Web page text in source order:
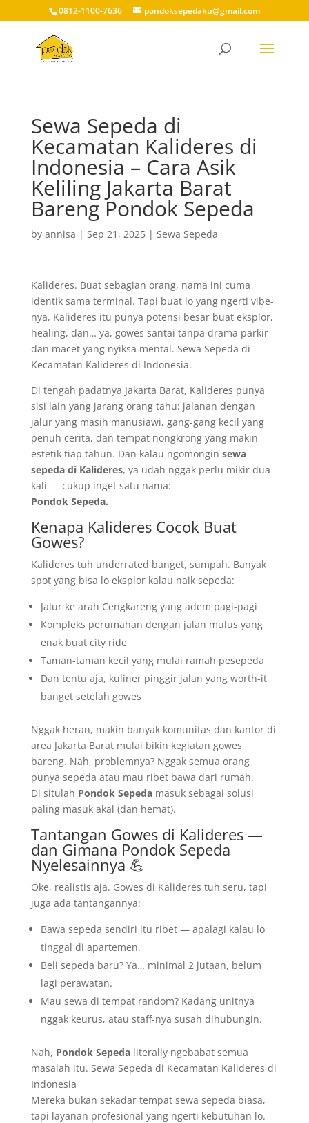
0812-1100-7636 pondoksepedaku@gmail.com
Sewa Sepeda di
Kecamatan Kalideres di
Indonesia – Cara Asik
Keliling Jakarta Barat
Bareng Pondok Sepeda
by annisa | Sep 21, 2025| Sewa Sepeda
Kalideres. Buat sebagian orang, nama ini cuma
identik sama terminal. Tapi buat lo yang ngerti vibe-
nya, Kalideres itu punya potensi besar buat eksplor,
healing, dan… ya, gowes santai tanpa drama parkir
dan macet yang nyiksa mental. Sewa Sepeda di
Kecamatan Kalideres di Indonesia.
Di tengah padatnya Jakarta Barat, Kalideres punya
sisi lain yang jarang orang tahu: jalanan dengan
jalur yang masih manusiawi, gang-gang kecil yang
penuh cerita, dan tempat nongkrong yang makin
estetik tiap tahun. Dan kalau ngomongin sewa
sepeda di Kalideres, ya udah nggak perlu mikir dua
kali — cukup inget satu nama:
Pondok Sepeda.
Kenapa Kalideres Cocok Buat
Gowes?
Kalideres tuh underrated banget, sumpah. Banyak
spot yang bisa lo eksplor kalau naik sepeda:
Jalur ke arah Cengkareng yang adem pagi-pagi
Kompleks perumahan dengan jalan mulus yang
enak buat city ride
Taman-taman kecil yang mulai ramah pesepeda
Dan tentu aja, kuliner pinggir jalan yang worth-it
banget setelah gowes
Nggak heran, makin banyak komunitas dan kantor di
area Jakarta Barat mulai bikin kegiatan gowes
bareng. Nah, problemnya? Nggak semua orang
punya sepeda atau mau ribet bawa dari rumah.
Di situlah Pondok Sepedamasuk sebagai solusi
paling masuk akal (dan hemat).
Tantangan Gowes di Kalideres —
dan Gimana Pondok Sepeda
Nyelesainnya 💪
Oke, realistis aja. Gowes di Kalideres tuh seru, tapi
juga ada tantangannya:
Bawa sepeda sendiri itu ribet — apalagi kalau lo
tinggal di apartemen.
Beli sepeda baru? Ya… minimal 2 jutaan, belum
lagi perawatan.
Mau sewa di tempat random? Kadang unitnya
nggak keurus, atau staff-nya susah dihubungin.
Nah, Pondok Sepedaliterally ngebabat semua
masalah itu. Sewa Sepeda di Kecamatan Kalideres di
Indonesia
Mereka bukan sekadar tempat sewa sepeda biasa,
tapi layanan profesional yang ngerti kebutuhan lo.